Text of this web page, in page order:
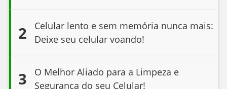
2
Celular lento e sem memória nunca mais:
Deixe seu celular voando!
3
O Melhor Aliado para a Limpeza e
Segurança do seu Celular!